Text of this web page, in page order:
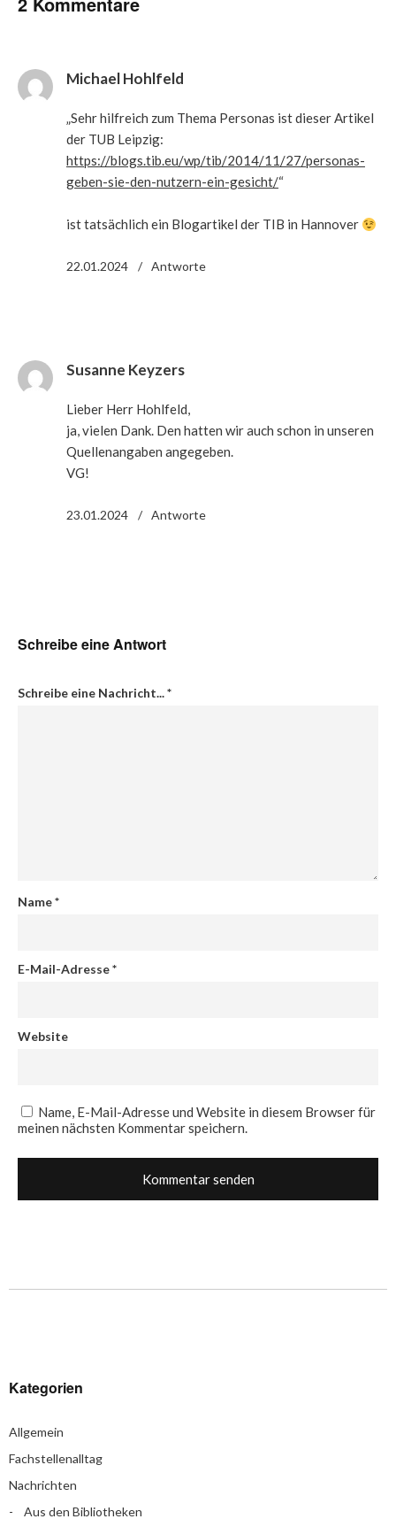
Michael Hohlfeld
„Sehr hilfreich zum Thema Personas ist dieser Artikel
der TUB Leipzig:
https://blogs.tib.eu/wp/tib/2014/11/27/personas-
geben-sie-den-nutzern-ein-gesicht/“
ist tatsächlich ein Blogartikel der TIB in Hannover
22.01.2024 Antworte
Susanne Keyzers
Lieber Herr Hohlfeld,
ja, vielen Dank. Den hatten wir auch schon in unseren
Quellenangaben angegeben.
VG!
23.01.2024 Antworte
Schreibe eine Antwort
Schreibe eine Nachricht...*
Name*
E-Mail-Adresse*
Website
Name, E-Mail-Adresse und Website in diesem Browser für
meinen nächsten Kommentar speichern.
Kategorien
Allgemein
Fachstellenalltag
Nachrichten
Aus den Bibliotheken